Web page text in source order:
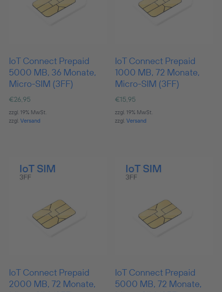
IoT Connect Prepaid
5000 MB, 36 Monate,
Micro-SIM (3FF)
€26,95
zzgl. 19% MwSt.
zzgl. Versand
IoT Connect Prepaid
1000 MB, 72 Monate,
Micro-SIM (3FF)
€15,95
zzgl. 19% MwSt.
zzgl.Versand
IoT Connect Prepaid
2000 MB, 72 Monate,
IoT Connect Prepaid
5000 MB, 72 Monate,